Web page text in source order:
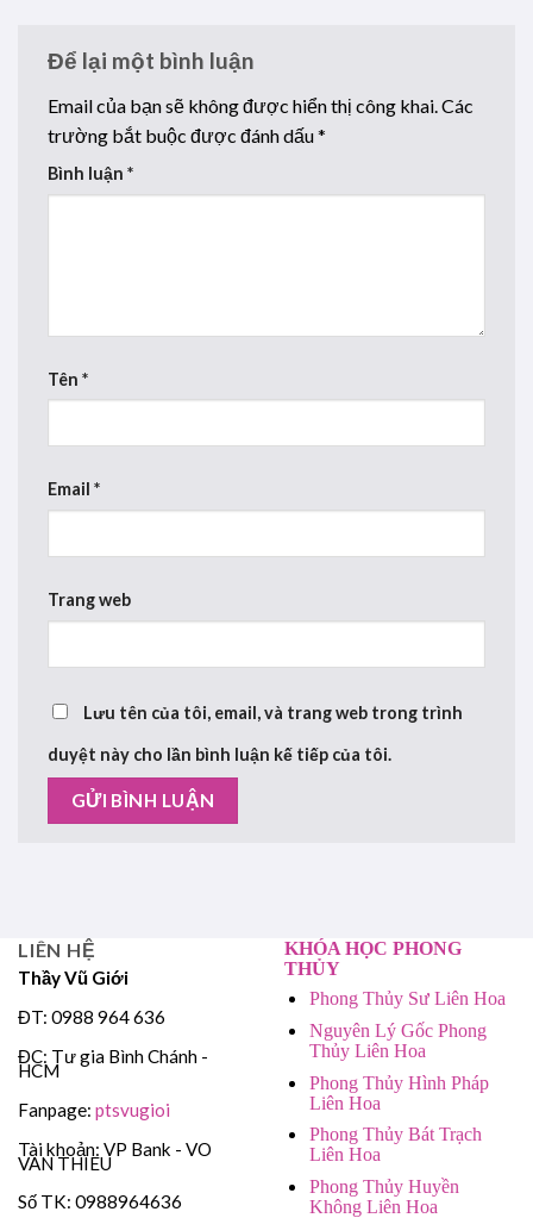
Để lại một bình luận
Email của bạn sẽ không được hiển thị công khai.Các
trường bắt buộc được đánh dấu*
Bình luận *
Tên *
Email *
Trang web
Lưu tên của tôi, email, và trang web trong trình
duyệt này cho lần bình luận kế tiếp của tôi.
LIÊN HỆ
Thầy Vũ Giới
ĐT: 0988 964 636
ĐC: Tư gia Bình Chánh -
HCM
Fanpage: ptsvugioi
Tài khoản: VP Bank - VO
VAN THIEU
Số TK: 0988964636
KHÓA HỌC PHONG
THỦY
Phong Thủy Sư Liên Hoa
Nguyên Lý Gốc Phong
Thủy Liên Hoa
Phong Thủy Hình Pháp
Liên Hoa
Phong Thủy Bát Trạch
Liên Hoa
Phong Thủy Huyền
Không Liên Hoa